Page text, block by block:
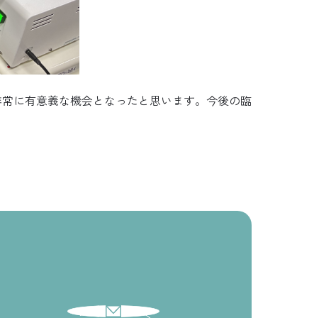
に有意義な機会となったと思います。今後の臨